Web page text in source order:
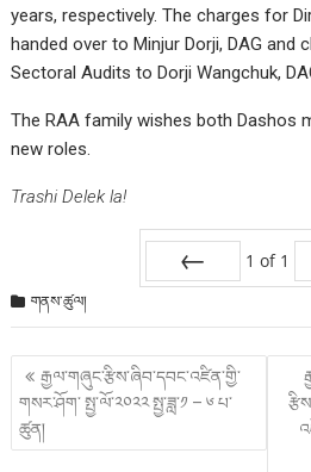
years, respectively. The charges for
handed over to Minjur Dorji, DAG
Sectoral Audits to Dorji Wangchuk,
The RAA family wishes both Dashos
new roles.
Trashi Delek la!
1 of 1
གནས་ཚུལ།
Post
གི་
འགྲུལ་
ལམ།
རྒྱལ་གཞུང་རྩིས་ཞིབ་དབང་འཛིན་གྱི་
གསར་ཤོག་ སྤྱ་ལོ་༢༠༢༢ སྤྱ་ཟླ་༡ – ༦ པ་
ཚུན།